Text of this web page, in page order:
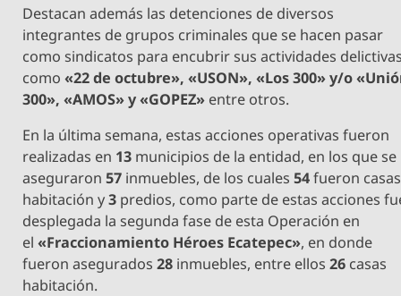
Destacan además las detenciones de diversos
integrantes de grupos criminales que se hacen pasar
como sindicatos para encubrir sus actividades
como«22 de octubre», «USON», «Los 300» y/o
300», «AMOS» y «GOPEZ» entre otros.
En la última semana, estas acciones operativas fueron
realizadas en 13 municipios de la entidad, en los que se
aseguraron57 inmuebles, de los cuales54fueron casas
habitación y3 predios, como parte de estas acciones
desplegada la segunda fase de esta Operación en
el«Fraccionamiento Héroes Ecatepec», en donde
fueron asegurados28 inmuebles, entre ellos26 casas
habitación.